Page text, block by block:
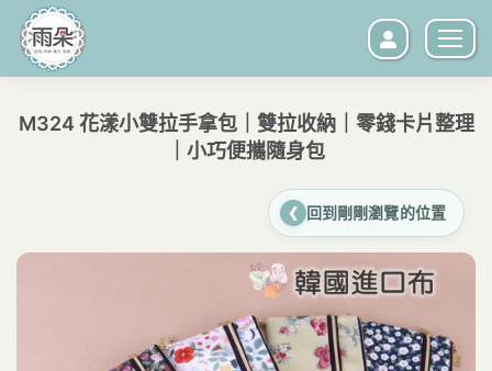
M324 花漾小雙拉手拿包｜雙拉收納｜零錢卡片整理
｜小巧便攜隨身包
❮ 回到剛剛瀏覽的位置